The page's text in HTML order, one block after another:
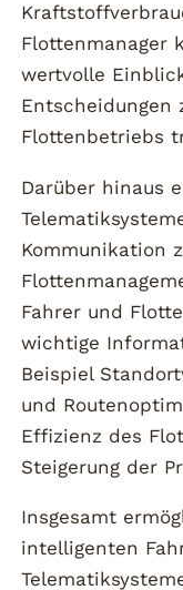
Flottenmanager
wertvolle
Entscheidungen
Flottenbetriebs
Darüber hinaus
Kommunikation
Fahrer und
wichtige
Beispiel
und
Effizienz des
Steigerung der
Insgesamt
intelligenten